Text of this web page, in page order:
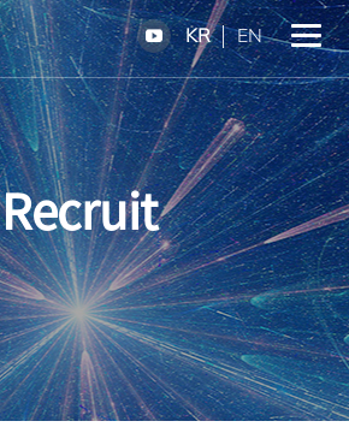
KR EN
Recruit